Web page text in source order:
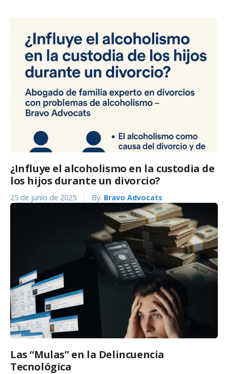
¿Influye el alcoholismo en la custodia de
los hijos durante un divorcio?
25 de junio de 2025 By: Bravo Advocats
Las “Mulas” en la Delincuencia
Tecnológica